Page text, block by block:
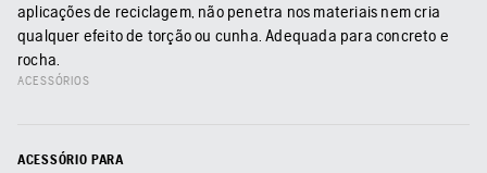
aplicações de reciclagem, não penetra nos materiais nem cria
qualquer efeito de torção ou cunha. Adequada para concreto e
rocha.
ACESSÓRIOS
ACESSÓRIO PARA